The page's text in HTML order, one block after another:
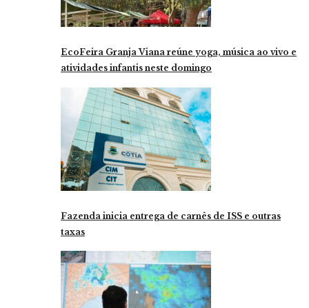
EcoFeira Granja Viana reúne yoga, música ao vivo e
atividades infantis neste domingo
Fazenda inicia entrega de carnês de ISS e outras
taxas